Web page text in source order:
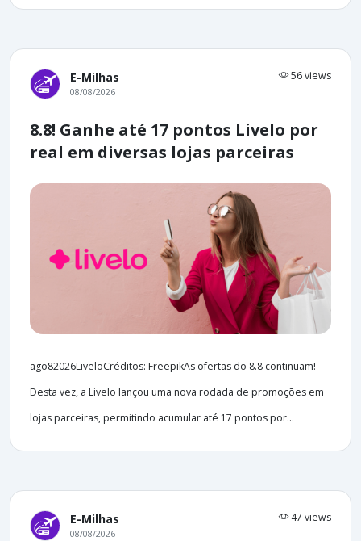
E-Milhas 56 views
08/08/2026
8.8! Ganhe até 17 pontos Livelo por
real em diversas lojas parceiras
ago82026LiveloCréditos: FreepikAs ofertas do 8.8 continuam!
Desta vez, a Livelo lançou uma nova rodada de promoções em
lojas parceiras, permitindo acumular até 17 pontos por...
E-Milhas 47 views
08/08/2026